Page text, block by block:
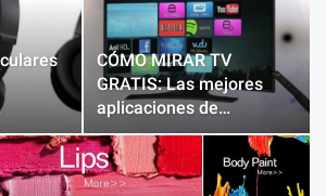
CÓMO MIRAR TV
GRATIS: Las mejores
aplicaciones de…